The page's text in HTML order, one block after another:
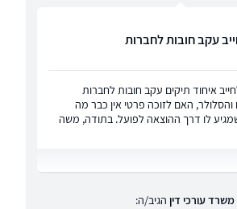
עקב חובות לחברות
איחוד תיקים עקב חובות לחברות
האם לזוכה פרטי אין כבר מה
לו דרך ההוצאה לפועל. בתודה, משה
עורכי דין הגיב/ה: